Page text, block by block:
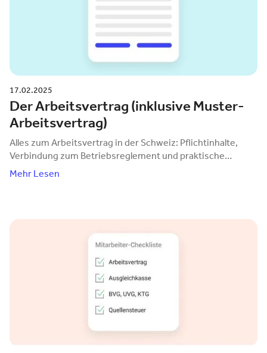
17.02.2025
Der Arbeitsvertrag (inklusive Muster-
Arbeitsvertrag)
Alles zum Arbeitsvertrag in der Schweiz: Pflichtinhalte,
Verbindung zum Betriebsreglement und praktische
Vorlagen von quitt Business.
Mehr Lesen